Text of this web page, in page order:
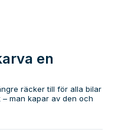
en
räcker till för alla bilar
– man kapar av den och